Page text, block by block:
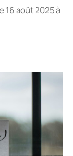
16 août 2025 à